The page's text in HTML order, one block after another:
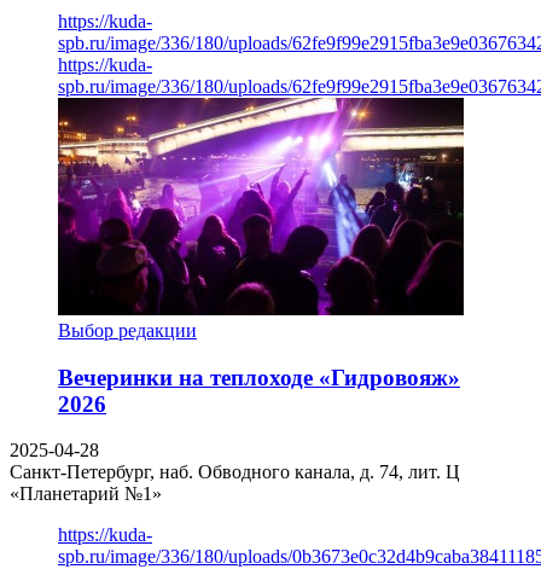
https://kuda-
spb.ru/image/336/180/uploads/
https://kuda-
spb.ru/image/336/180/uploads/
Выбор редакции
Вечеринки на теплоходе «Гидровояж»
2026
2025-04-28
Санкт-Петербург, наб. Обводного канала, д. 74, лит. Ц
«Планетарий №1»
https://kuda-
spb.ru/image/336/180/uploads/